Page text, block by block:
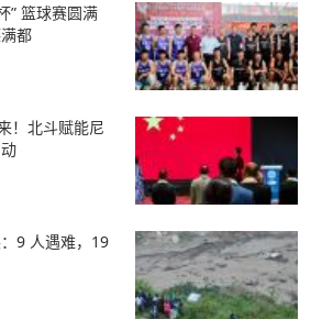
” 篮球赛圆满
都
！北斗赋能尼
9 人遇难，19